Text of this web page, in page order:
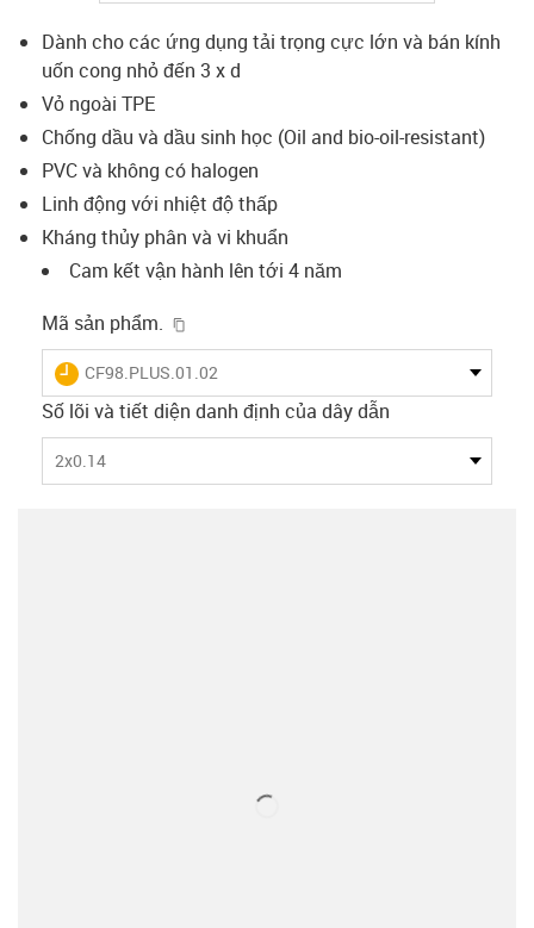
Dành cho các ứng dụng tải trọng cực lớn và bán kính
uốn cong nhỏ đến 3 x d
Vỏ ngoài TPE
Chống dầu và dầu sinh học (Oil and bio-oil-resistant)
PVC và không có halogen
Linh động với nhiệt độ thấp
Kháng thủy phân và vi khuẩn
Cam kết vận hành lên tới 4 năm
Mã sản phẩm.
igus-icon-lieferzeit
CF98.PLUS.01.02
Số lõi và tiết diện danh định của dây dẫn
2x0.14